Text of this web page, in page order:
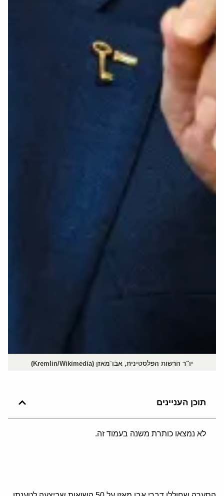
יו"ר הרשות הפלסטינית, אבו־מאזן (Kremlin/Wikimedia)
תוכן העניינים
לא נמצאו כותרת משנה בעמוד זה.